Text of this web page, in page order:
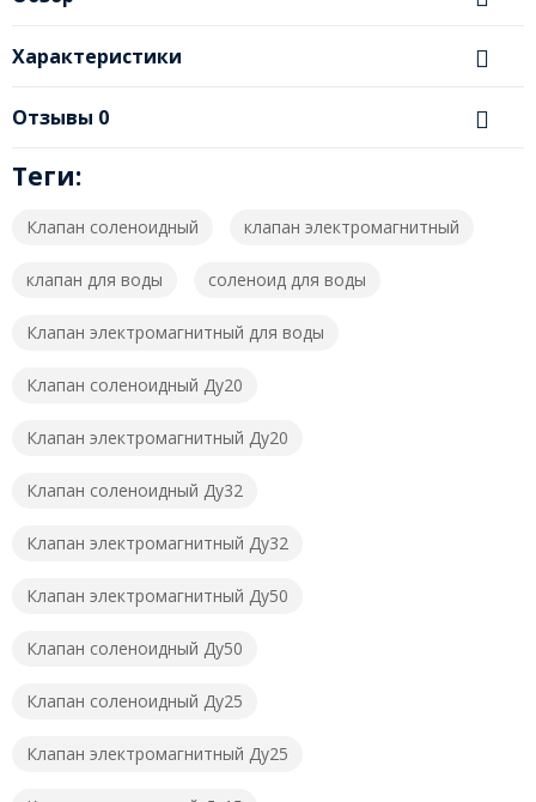
Характеристики
Отзывы 0
Теги:
Клапан соленоидный клапан электромагнитный
клапан для воды соленоид для воды
Клапан электромагнитный для воды
Клапан соленоидный Ду20
Клапан электромагнитный Ду20
Клапан соленоидный Ду32
Клапан электромагнитный Ду32
Клапан электромагнитный Ду50
Клапан соленоидный Ду50
Клапан соленоидный Ду25
Клапан электромагнитный Ду25